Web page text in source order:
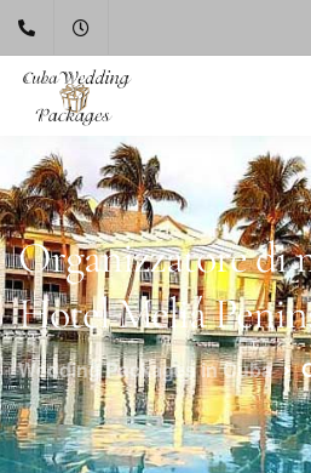
Organizzatore di
Hotel Meliá
Wedding Packages in Cuba